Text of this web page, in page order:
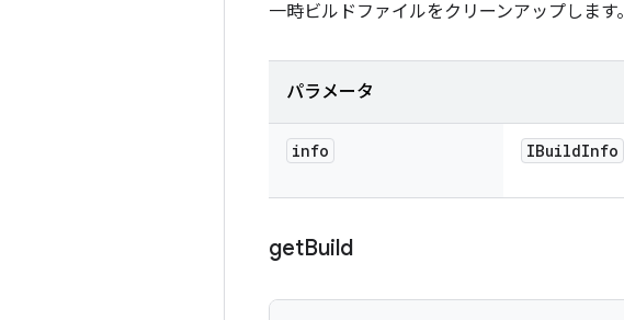
一時ビルドファイルをクリーンアップします。
パラメータ
info IBuildInfo
getBuild